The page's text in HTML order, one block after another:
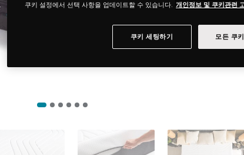
쿠키 설정에서 선택 사항을 업데이트할 수 있습니다. 개인정보 및 쿠키관련
모든 쿠
쿠키 세팅하기